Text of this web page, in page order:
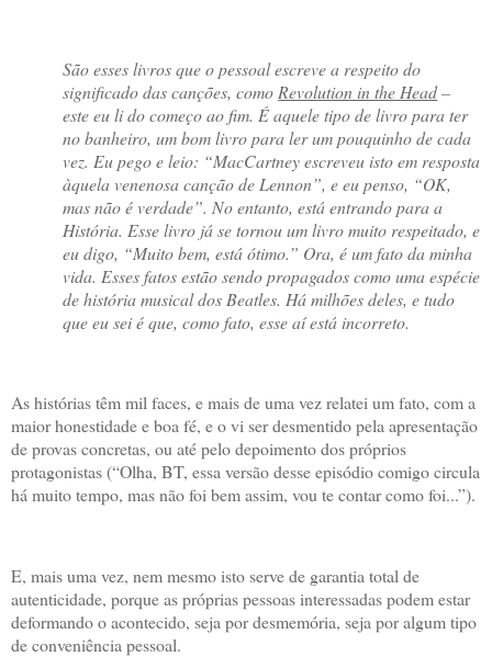
São esses livros que o pessoal escreve a respeito do
significado das canções, como Revolution in the Head–
este eu li do começo ao fim. É aquele tipo de livro para ter
no banheiro, um bom livro para ler um pouquinho de cada
vez. Eu pego e leio: “MacCartney escreveu isto em resposta
àquela venenosa canção de Lennon”, e eu penso, “OK,
mas não é verdade”. No entanto, está entrando para a
História. Esse livro já se tornou um livro muito respeitado, e
eu digo, “Muito bem, está ótimo.” Ora, é um fato da minha
vida. Esses fatos estão sendo propagados como uma espécie
de história musical dos Beatles. Há milhões deles, e tudo
que eu sei é que, como fato, esse aí está incorreto.
As histórias têm mil faces, e mais de uma vez relatei um fato, com a
maior honestidade e boa fé, e o vi ser desmentido pela apresentação
de provas concretas, ou até pelo depoimento dos próprios
protagonistas (“Olha, BT, essa versão desse episódio comigo circula
há muito tempo, mas não foi bem assim, vou te contar como foi...”).
E, mais uma vez, nem mesmo isto serve de garantia total de
autenticidade, porque as próprias pessoas interessadas podem estar
deformando o acontecido, seja por desmemória, seja por algum tipo
de conveniência pessoal.